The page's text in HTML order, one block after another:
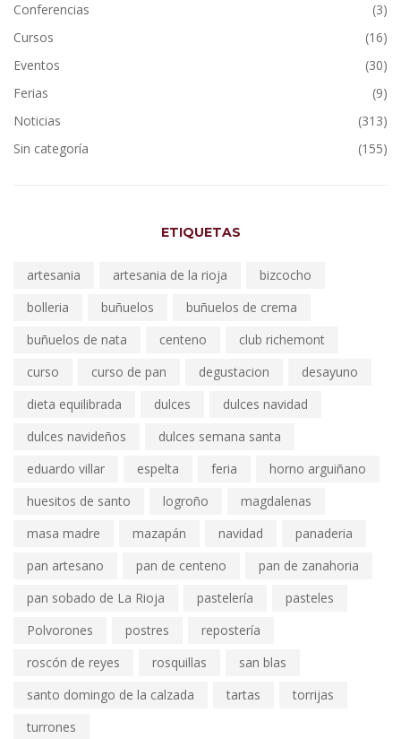
Conferencias
(3)
Cursos
(16)
Eventos
(30)
Ferias
(9)
Noticias
(313)
Sin categoría
(155)
ETIQUETAS
artesania artesania de la rioja
bizcocho
bolleria
buñuelos
buñuelos de crema
buñuelos de nata
centeno
club richemont
curso
curso de pan degustacion
desayuno
dieta equilibrada
dulces
dulces navidad
dulces navideños
dulces semana santa
eduardo villar
espelta feria
horno arguiñano
huesitos de santo
logroño
magdalenas
masa madre
mazapán navidad
panaderia
pan artesano
pan de centeno
pan de zanahoria
pan sobado de La Rioja
pastelería
pasteles
Polvorones
postres
repostería
roscón de reyes
rosquillas
san blas
santo domingo de la calzada
tartas
torrijas
turrones